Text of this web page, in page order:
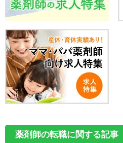
薬剤師の転職に関する記事